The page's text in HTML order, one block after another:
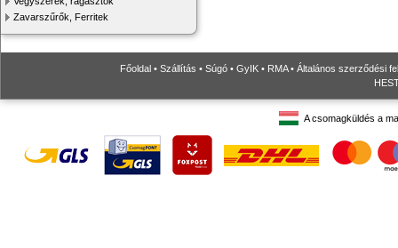
Zavarszűrők, Ferritek
Főoldal • Szállítás • Súgó • GyIK • RMA• Általános szerződési
A csomagküldés a